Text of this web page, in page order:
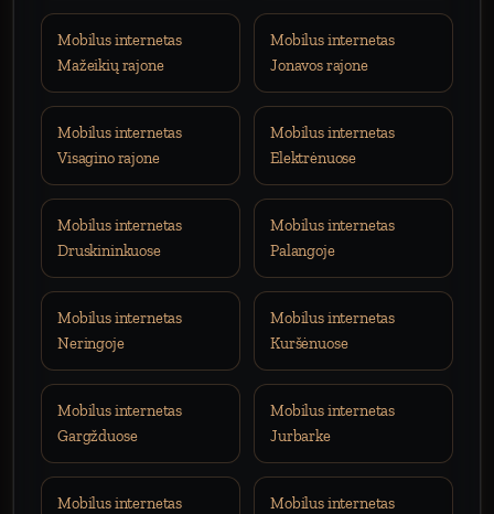
Mobilus internetas
Mažeikių rajone
Mobilus internetas
Jonavos rajone
Mobilus internetas
Visagino rajone
Mobilus internetas
Elektrėnuose
Mobilus internetas
Druskininkuose
Mobilus internetas
Palangoje
Mobilus internetas
Neringoje
Mobilus internetas
Kuršėnuose
Mobilus internetas
Gargžduose
Mobilus internetas
Jurbarke
Mobilus internetas Mobilus internetas